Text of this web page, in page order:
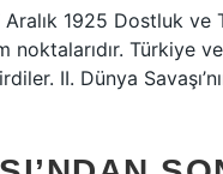
1925 Dostluk ve
Türkiye
II. Dünya